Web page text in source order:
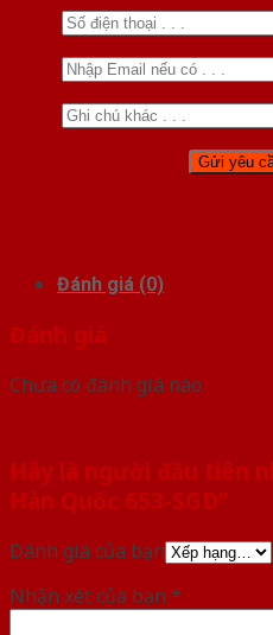
Đánh giá (0)
Đánh giá
Chưa có đánh giá nào.
Hãy là người đầu tiên
Hàn Quốc 653-SGD”
Đánh giá của bạn
Nhận xét của bạn *